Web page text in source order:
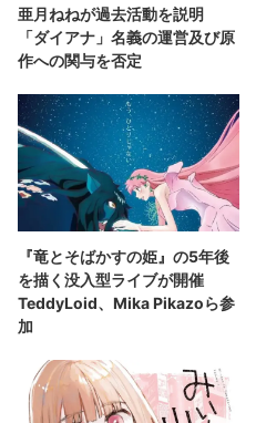
亜月ねねが過去活動を説明
「ダイアナ」名義の運営及び原
作への関与を否定
『竜とそばかすの姫』の5年後
を描く没入型ライブが開催
TeddyLoid、Mika Pikazoら参
加